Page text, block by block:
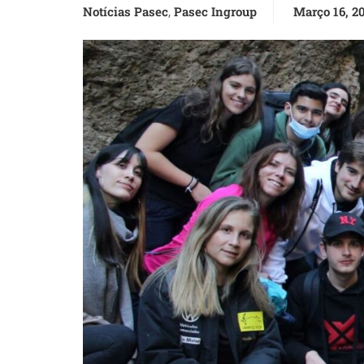
Notícias Pasec, Pasec Ingroup Março 16,